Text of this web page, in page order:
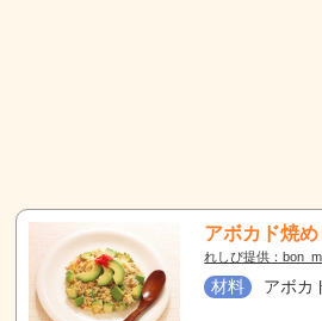
アボカド焼め
れしぴ提供：
材料 アボカ